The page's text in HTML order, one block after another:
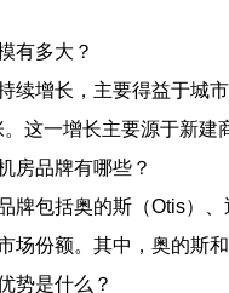
有多大？
续增长，主要得益于城
这一增长主要源于新建
房品牌有哪些？
牌包括奥的斯（Otis）
场份额。其中，奥的斯
势是什么？